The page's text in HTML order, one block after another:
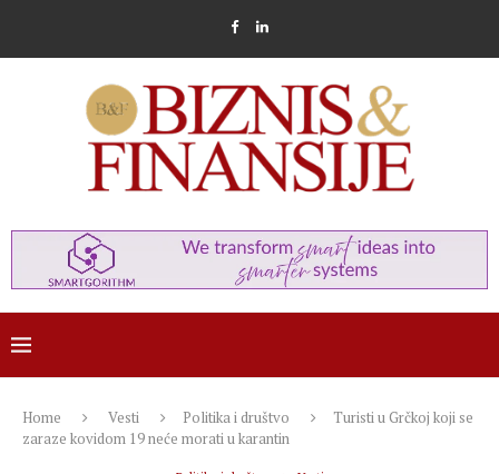
Home Vesti Politika i društvo
Turisti u Grčkoj koji se
zaraze kovidom 19 neće morati u karantin